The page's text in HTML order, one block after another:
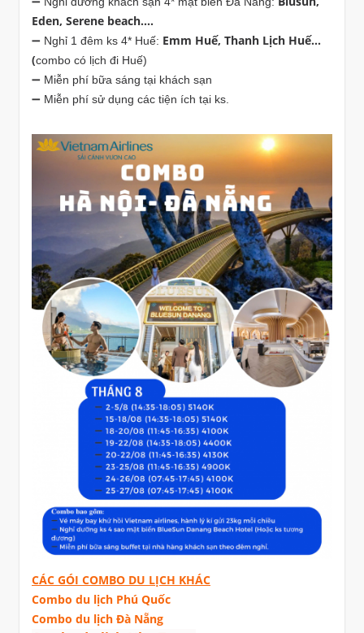
Eden, Serene beach....
➖ Nghỉ 1 đêm ks 4* Huế: Emm Huế, Thanh Lịch Huế...
(combo có lịch đi Huế)
➖ Miễn phí bữa sáng tại khách sạn
➖ Miễn phí sử dụng các tiện ích tại ks.
CÁC GÓI COMBO DU LỊCH KHÁC
Combo du lịch Phú Quốc
Combo du lịch Đà Nẵng